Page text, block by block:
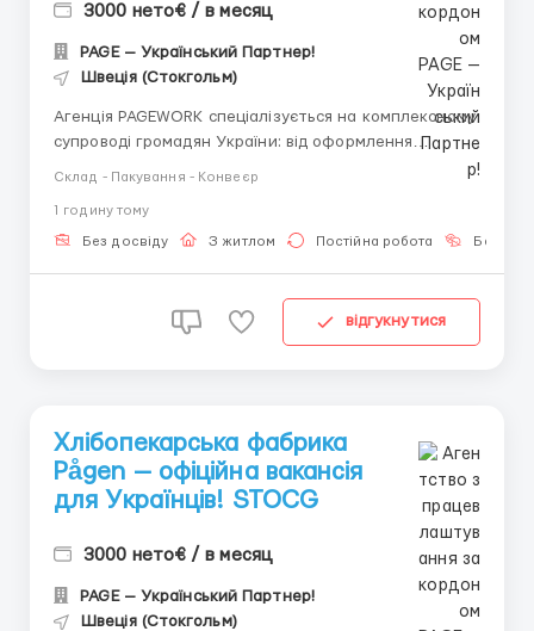
3000 нето€ / в месяц
PAGE — Український Партнер!
Швеція (Стокгольм)
Агенція PAGEWORK спеціалізується на комплексному
супроводі громадян України: від оформлення
👤 Головний рекрутер: Віталій Шевченко
📞 Консультації та підбір вакансій: +48 732 144 772
Склад - Пакування - Конвеєр
1 годину тому
Без досвіду З житлом Постійна робота Без
відгукнутися
Хлібопекарська фабрика
Pågen — офіційна вакансія
для Українців! STOCG
3000 нето€ / в месяц
PAGE — Український Партнер!
Швеція (Стокгольм)